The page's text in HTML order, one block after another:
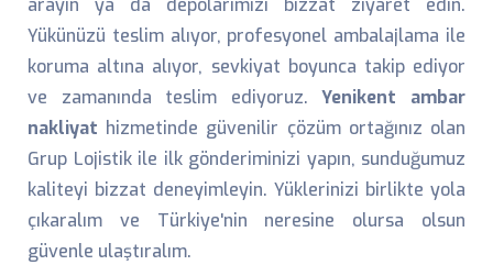
arayın ya da depolarımızı bizzat ziyaret edin.
Yükünüzü teslim alıyor, profesyonel ambalajlama ile
koruma altına alıyor, sevkiyat boyunca takip ediyor
ve zamanında teslim ediyoruz.Yenikent ambar
nakliyat hizmetinde güvenilir çözüm ortağınız olan
Grup Lojistik ile ilk gönderiminizi yapın, sunduğumuz
kaliteyi bizzat deneyimleyin. Yüklerinizi birlikte yola
çıkaralım ve Türkiye'nin neresine olursa olsun
güvenle ulaştıralım.